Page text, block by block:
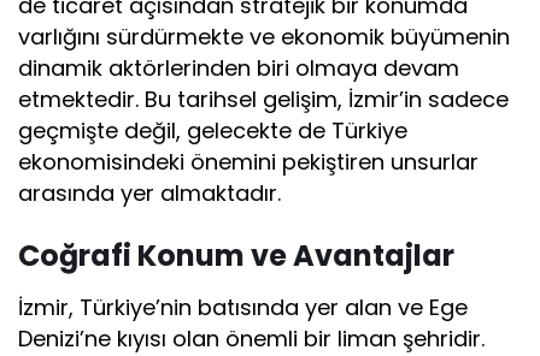
varlığını sürdürmekte ve ekonomik büyümenin
dinamik aktörlerinden biri olmaya devam
etmektedir. Bu tarihsel gelişim, İzmir’in sadece
geçmişte değil, gelecekte de Türkiye
ekonomisindeki önemini pekiştiren unsurlar
arasında yer almaktadır.
Coğrafi Konum ve Avantajlar
İzmir, Türkiye’nin batısında yer alan ve Ege
Denizi’ne kıyısı olan önemli bir liman şehridir.